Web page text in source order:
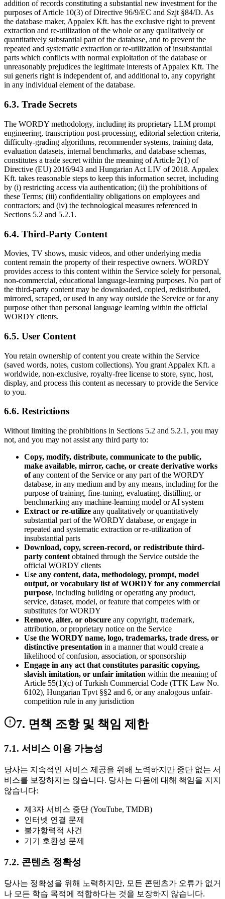
addition of records constituting a substantial new investment for the
purposes of Article 10(3) of Directive 96/9/EC and Szjt §84/D. As
the database maker, Appalex Kft. has the exclusive right to prevent
extraction and re-utilization of the whole or any qualitatively or
quantitatively substantial part of the database, and to prevent the
repeated and systematic extraction or re-utilization of insubstantial
parts which conflicts with normal exploitation of the database or
unreasonably prejudices the legitimate interests of Appalex Kft. The
sui generis right is independent of, and additional to, any copyright
in any individual element of the database.
6.3. Trade Secrets
The WORDY methodology, including its proprietary LLM prompt
engineering, transcription post-processing, editorial selection criteria,
difficulty-grading algorithms, recommender systems, training data,
evaluation datasets, internal benchmarks, and database schemas,
constitutes a trade secret within the meaning of Article 2(1) of
Directive (EU) 2016/943 and Hungarian Act LIV of 2018. Appalex
Kft. takes reasonable steps to keep this information secret, including
by (i) restricting access via authentication; (ii) the prohibitions of
these Terms; (iii) confidentiality obligations on employees and
contractors; and (iv) the technological measures referenced in
Sections 5.2 and 5.2.1.
6.4. Third-Party Content
Movies, TV shows, music videos, and other underlying media
content remain the property of their respective owners. WORDY
provides access to this content within the Service solely for personal,
non-commercial, educational language-learning purposes. No part of
the third-party content may be downloaded, copied, redistributed,
mirrored, scraped, or used in any way outside the Service or for any
purpose other than personal language learning within the official
WORDY clients.
6.5. User Content
You retain ownership of content you create within the Service
(saved words, notes, custom collections). You grant Appalex Kft. a
worldwide, non-exclusive, royalty-free license to store, sync, host,
display, and process this content as necessary to provide the Service
to you.
6.6. Restrictions
Without limiting the prohibitions in Sections 5.2 and 5.2.1, you may
not, and you may not assist any third party to:
Copy, modify, distribute, communicate to the public,
make available, mirror, cache, or create derivative works
ofany content of the Service or any part of the WORDY
database, in any medium and by any means, including for the
purpose of training, fine-tuning, evaluating, distilling, or
benchmarking any machine-learning model or AI system
Extract or re-utilize any qualitatively or quantitatively
substantial part of the WORDY database, or engage in
repeated and systematic extraction or re-utilization of
insubstantial parts
Download, copy, screen-record, or redistribute third-
party content obtained through the Service outside the
official WORDY clients
Use any content, data, methodology, prompt, model
output, or vocabulary list of WORDY for any commercial
purpose, including building or operating any product,
service, dataset, model, or feature that competes with or
substitutes for WORDY
Remove, alter, or obscure any copyright, trademark,
attribution, or proprietary notice on the Service
Use the WORDY name, logo, trademarks, trade dress, or
distinctive presentation in a manner that would create a
likelihood of confusion, association, or sponsorship
Engage in any act that constitutes parasitic copying,
slavish imitation, or unfair imitation within the meaning of
Article 55(1)(c) of Turkish Commercial Code (TTK Law No.
6102), Hungarian Tpvt §§2 and 6, or any analogous unfair-
competition rule in any jurisdiction
7. 면책 조항 및 책임 제한
7.1. 서비스 이용 가능성
당사는 지속적인 서비스 제공을 위해 노력하지만 중단 없는 서
비스를 보장하지는 않습니다. 당사는 다음에 대해 책임을 지지
않습니다:
제3자 서비스 중단 (YouTube, TMDB)
인터넷 연결 문제
불가항력적 사건
기기 호환성 문제
7.2. 콘텐츠 정확성
당사는 정확성을 위해 노력하지만, 모든 콘텐츠가 오류가 없거
나 모든 학습 목적에 적합하다는 것을 보장하지 않습니다.